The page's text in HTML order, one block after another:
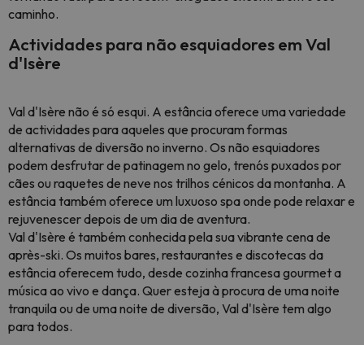
caminho.
Actividades para não esquiadores em Val
d'Isère
Val d'Isère não é só esqui. A estância oferece uma variedade
de actividades para aqueles que procuram formas
alternativas de diversão no inverno. Os não esquiadores
podem desfrutar de patinagem no gelo, trenós puxados por
cães ou raquetes de neve nos trilhos cénicos da montanha. A
estância também oferece um luxuoso spa onde pode relaxar e
rejuvenescer depois de um dia de aventura.
Val d'Isère é também conhecida pela sua vibrante cena de
après-ski. Os muitos bares, restaurantes e discotecas da
estância oferecem tudo, desde cozinha francesa gourmet a
música ao vivo e dança. Quer esteja à procura de uma noite
tranquila ou de uma noite de diversão, Val d'Isère tem algo
para todos.